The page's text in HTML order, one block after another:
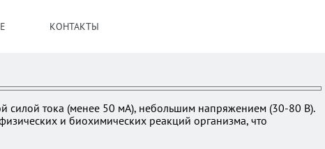
КОНТАКТЫ
силой тока (менее 50 мА), небольшим напряжением (30-80 В).
и биохимических реакций организма, что